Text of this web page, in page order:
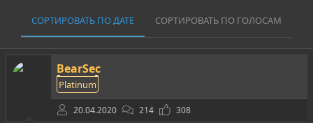
СОРТИРОВАТЬ ПО ДАТЕ СОРТИРОВАТЬ ПО ГОЛОСАМ
BearSec
Platinum
20.04.2020 214
308